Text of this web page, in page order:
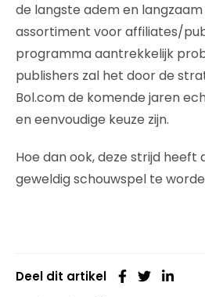
de langste adem en langzaam
assortiment voor affiliates/
programma aantrekkelijk
publishers zal het door de
Bol.com de komende jaren
en eenvoudige keuze zijn.
Hoe dan ook, deze strijd heeft
geweldig schouwspel te
Deel dit artikel